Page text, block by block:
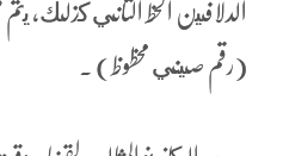
الدلافين الحظ الثاني كذلك،
(رقم صيني محظوظ) .